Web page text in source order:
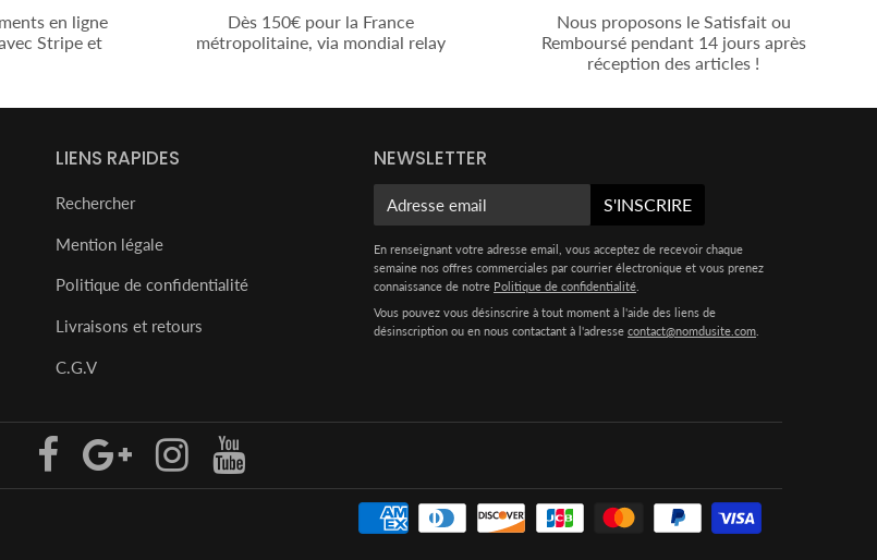
en ligne
Stripe et
Dès 150€ pour la France
métropolitaine, via mondial relay
Nous proposons le Satisfait ou
Remboursé pendant 14 jours après
réception des articles !
LIENS RAPIDES
Rechercher
Mention légale
Politique de confidentialité
Livraisons et retours
C.G.V
NEWSLETTER
mail
S'INSCRIRE
En renseignant votre adresse email, vous acceptez de recevoir chaque
semaine nos offres commerciales par courrier électronique et vous prenez
connaissance de notre Politique de confidentialité
Vous pouvez vous désinscrire à tout moment à l'aide des liens de
désinscription ou en nous contactant à l'adresse contact@nomdusite.com